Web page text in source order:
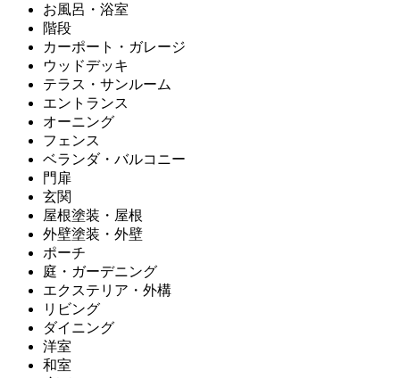
お風呂・浴室
階段
カーポート・ガレージ
ウッドデッキ
テラス・サンルーム
エントランス
オーニング
フェンス
ベランダ・バルコニー
門扉
玄関
屋根塗装・屋根
外壁塗装・外壁
ポーチ
庭・ガーデニング
エクステリア・外構
リビング
ダイニング
洋室
和室